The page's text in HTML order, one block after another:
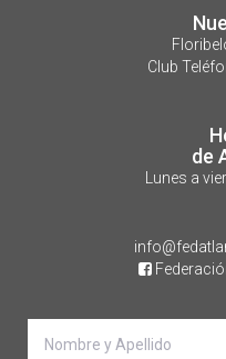
Club
de
Lunes a